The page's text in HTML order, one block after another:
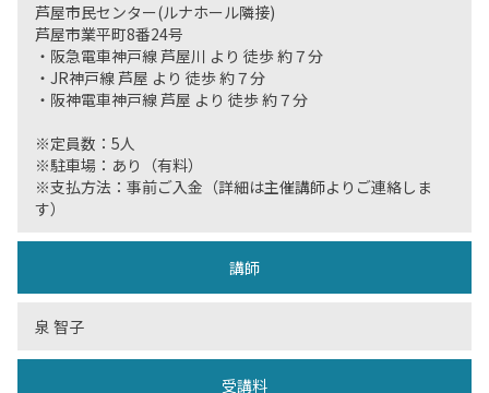
芦屋市民センター(ルナホール隣接)
芦屋市業平町8番24号
・阪急電車神戸線 芦屋川 より 徒歩 約７分
・JR神戸線 芦屋 より 徒歩 約７分
・阪神電車神戸線 芦屋 より 徒歩 約７分
※定員数：5人
※駐車場：あり（有料）
※支払方法：事前ご入金（詳細は主催講師よりご連絡しま
す）
講師
泉 智子
受講料